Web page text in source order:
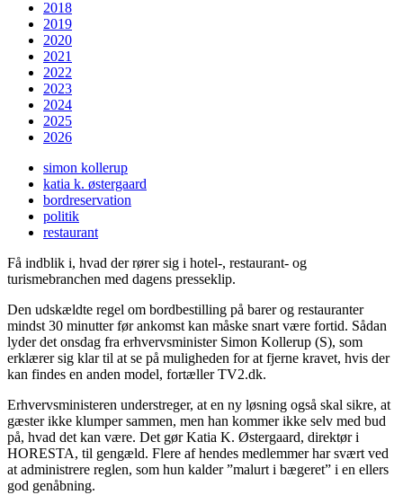
2018
2019
2020
2021
2022
2023
2024
2025
2026
simon kollerup
katia k. østergaard
bordreservation
politik
restaurant
Få indblik i, hvad der rører sig i hotel-, restaurant- og
turismebranchen med dagens presseklip.
Den udskældte regel om bordbestilling på barer og restauranter
mindst 30 minutter før ankomst kan måske snart være fortid. Sådan
lyder det onsdag fra erhvervsminister Simon Kollerup (S), som
erklærer sig klar til at se på muligheden for at fjerne kravet, hvis der
kan findes en anden model, fortæller TV2.dk.
Erhvervsministeren understreger, at en ny løsning også skal sikre, at
gæster ikke klumper sammen, men han kommer ikke selv med bud
på, hvad det kan være. Det gør Katia K. Østergaard, direktør i
HORESTA, til gengæld. Flere af hendes medlemmer har svært ved
at administrere reglen, som hun kalder ”malurt i bægeret” i en ellers
god genåbning.